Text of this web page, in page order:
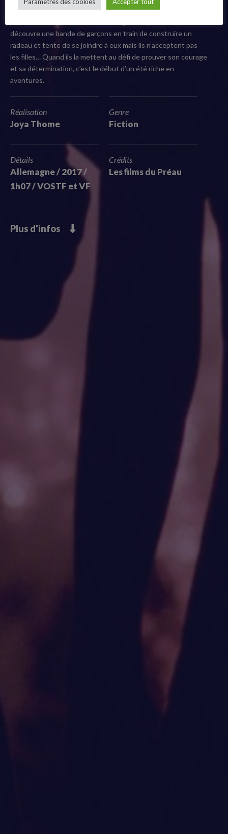
Follow Us
envie de partir en colonie car elle ne partage plus vraiment les
découvre une bande de garçons en train de construire un
radeau et tente de se joindre à eux mais ils n’acceptent pas
les filles… Quand ils la mettent au défi de prouver son courage
et sa détermination, c’est le début d’un été riche en
aventures.
Réalisation
Joya Thome
Genre
Fiction
Détails
Allemagne / 2017 /
1h07 / VOSTF et VF
Crédits
Les films du Préau
Plus d'infos